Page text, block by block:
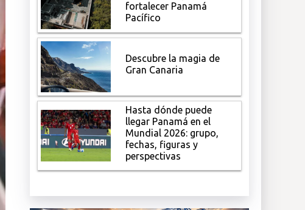
fortalecer Panamá
Pacífico
Descubre la magia de
Gran Canaria
Hasta dónde puede
llegar Panamá en el
Mundial 2026: grupo,
fechas, figuras y
perspectivas